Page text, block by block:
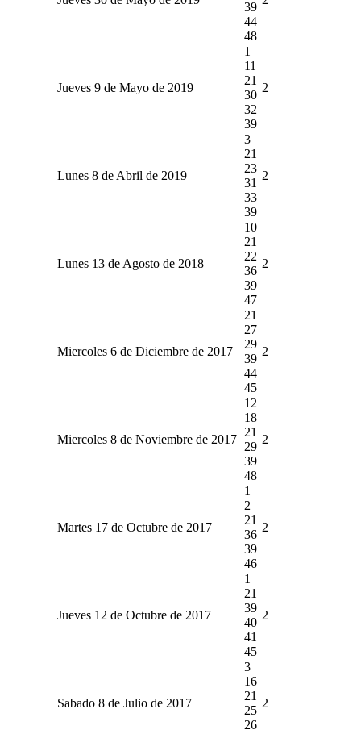
39
44
48
Jueves 9 de Mayo de 2019
1
11
21
30
32
39
2
Lunes 8 de Abril de 2019
3
21
23
31
33
39
2
Lunes 13 de Agosto de 2018
10
21
22
36
39
47
2
Miercoles 6 de Diciembre de 2017
21
27
29
39
44
45
2
Miercoles 8 de Noviembre de 2017
12
18
21
29
39
48
2
Martes 17 de Octubre de 2017
1
2
21
36
39
46
2
Jueves 12 de Octubre de 2017
1
21
39
40
41
45
2
Sabado 8 de Julio de 2017
3
16
21
25
26
2